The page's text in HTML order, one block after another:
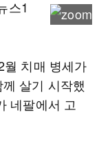
치매 병세가
살기 시작했
네팔에서 고